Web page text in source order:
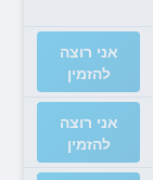
אני רוצה
להזמין
אני רוצה
להזמין